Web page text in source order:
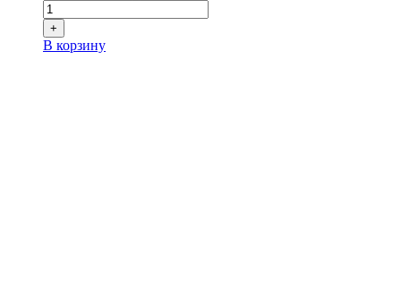
+
В корзину